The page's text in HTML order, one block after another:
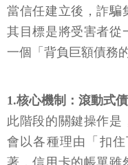
當信任建立後，詐騙
其目標是將受害者從
一個「背負巨額債務
1.核心機制：滾動式
此階段的關鍵操作是
會以各種理由「扣
著，信用卡的帳單雖